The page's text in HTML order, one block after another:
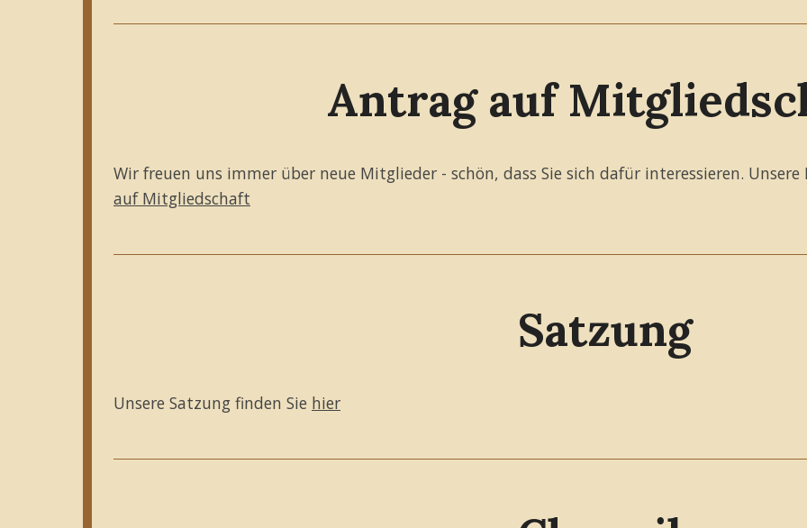
Antrag auf
Wir freuen uns immer über neue Mitglieder - schön, dass Sie sich dafür interessieren.
auf Mitgliedschaft
Satzung
Unsere Satzung finden Sie hier